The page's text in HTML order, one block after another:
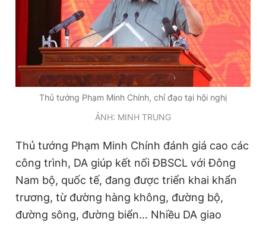
Thủ tướng Phạm Minh Chính, chỉ đạo tại hội nghị
ẢNH: MINH TRUNG
Thủ tướng Phạm Minh Chính đánh giá cao các
công trình, DA giúp kết nối ĐBSCL với Đông
Nam bộ, quốc tế, đang được triển khai khẩn
trương, từ đường hàng không, đường bộ,
đường sông, đường biển... Nhiều DA giao